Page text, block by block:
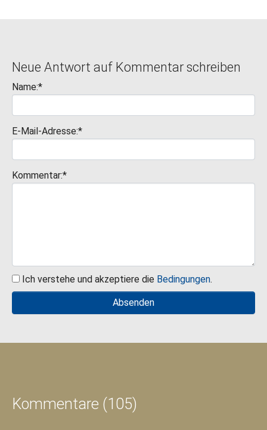
Neue Antwort auf Kommentar schreiben
Name:*
E-Mail-Adresse:*
Kommentar:*
Ich verstehe und akzeptiere die Bedingungen.
Kommentare (105)